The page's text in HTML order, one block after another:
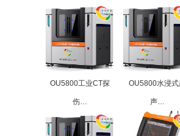
OU5800工业CT探
伤…
OU5800水浸式
声…